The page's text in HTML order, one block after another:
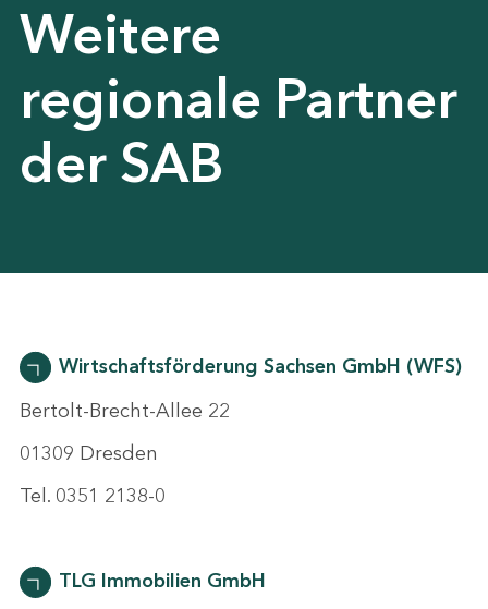
Weitere
regionale Partner
der SAB
Wirtschaftsförderung Sachsen GmbH (WFS)
Bertolt-Brecht-Allee 22
01309 Dresden
Tel. 0351 2138-0
TLG Immobilien GmbH